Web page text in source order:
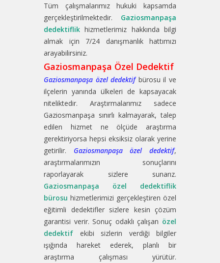
Tüm çalışmalarımız hukuki kapsamda
gerçekleştirilmektedir. Gaziosmanpaşa
dedektiflik hizmetlerimiz hakkında bilgi
almak için 7/24 danışmanlık hattımızı
arayabilirsiniz.
Gaziosmanpaşa Özel Dedektif
Gaziosmanpaşa özel dedektifbürosu il ve
ilçelerin yanında ülkeleri de kapsayacak
niteliktedir. Araştırmalarımız sadece
Gaziosmanpaşa sınırlı kalmayarak, talep
edilen hizmet ne ölçüde araştırma
gerektiriyorsa hepsi eksiksiz olarak yerine
getirilir. Gaziosmanpaşa özel dedektif,
araştırmalarımızın sonuçlarını
raporlayarak sizlere sunarız.
Gaziosmanpaşa özel dedektiflik
bürosu hizmetlerimizi gerçekleştiren özel
eğitimli dedektifler sizlere kesin çözüm
garantisi verir. Sonuç odaklı çalışan özel
dedektif ekibi sizlerin verdiği bilgiler
ışığında hareket ederek, planlı bir
araştırma çalışması yürütür.